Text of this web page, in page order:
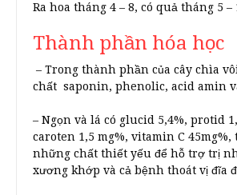
Ra hoa tháng 4 – 8, có quả tháng 5 –
Thành phần hóa học
– Trong thành phần của cây chìa
chất saponin, phenolic, acid amin
– Ngọn và lá có glucid 5,4%, protid
caroten 1,5 mg%, vitamin C
những chất thiết yếu để hỗ trợ trị
xương khớp và cả bệnh thoát vị đĩa